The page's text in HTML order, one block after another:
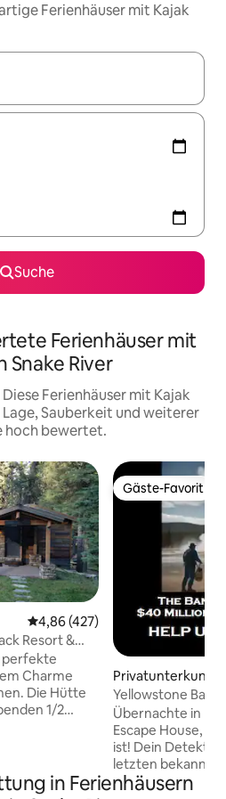
Ferienhäuser mit Kajak
sind, navigiere mit den
Suche
Ferienhäuser mit
Snake River
Ferienhäuser mit Kajak
Sauberkeit und weiterer
hoch bewertet.
Durchschnittliche Bewertung:
4,86 (427)
Resort &
perfekte
Charme
Die Hütte
1/2
und die
Gäste-Favorit
Gäste-Favorit
Privatunterkunft
thony
Yellowstone
Whirlpool
Übernachte in
Escape House, in
ist! Dein
letzten
Yellowstone-
in Ferienhäusern